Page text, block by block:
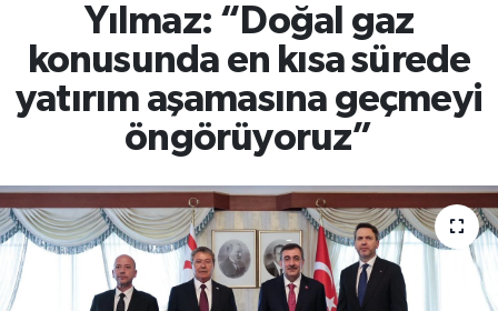
Yılmaz: “Doğal gaz
konusunda en kısa sürede
yatırım aşamasına geçmeyi
öngörüyoruz”
Son Dakika Haberleri
Haber Arşivi